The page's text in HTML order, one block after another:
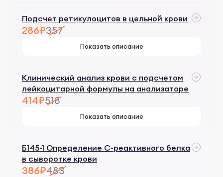
Подсчет ретикулоцитов в цельной крови
286₽357
Показать описание
Клинический анализ крови с подсчетом
лейкоцитарной формулы на анализаторе
414₽518
Показать описание
Б145-1 Определение С-реактивного белка
в сыворотке крови
386₽483